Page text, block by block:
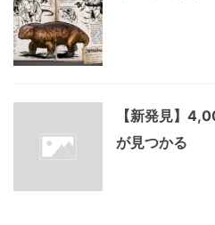
【新発見】
が見つかる